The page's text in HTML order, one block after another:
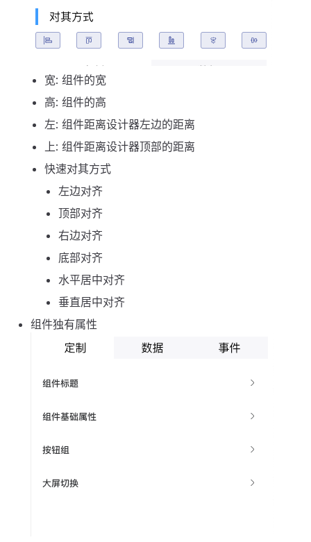
宽: 组件的宽
高: 组件的高
左: 组件距离设计器左边的距离
上: 组件距离设计器顶部的距离
快速对其方式
左边对齐
顶部对齐
右边对齐
底部对齐
水平居中对齐
垂直居中对齐
组件独有属性